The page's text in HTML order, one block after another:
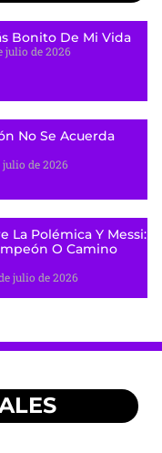
Bonito De Mi Vida
julio de 2026
No Se Acuerda
julio de 2026
La Polémica Y Messi:
O Camino
julio de 2026